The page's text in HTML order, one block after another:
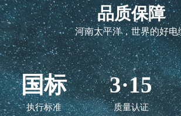
品质保障
河南太平洋，世界的好电
国标
执行标准
3·15
质量认证